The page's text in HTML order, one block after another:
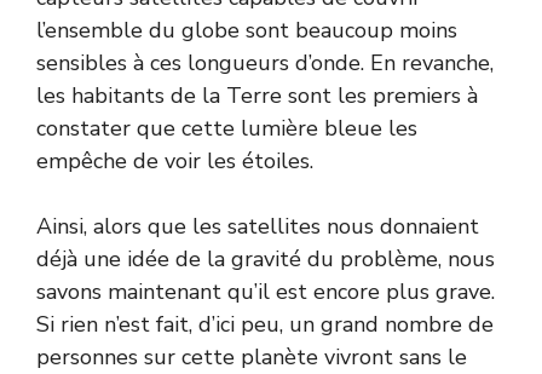
l’ensemble du globe sont beaucoup moins
sensibles à ces longueurs d’onde. En revanche,
les habitants de la Terre sont les premiers à
constater que cette lumière bleue les
empêche de voir les étoiles.
Ainsi, alors que les satellites nous donnaient
déjà une idée de la gravité du problème, nous
savons maintenant qu’il est encore plus grave.
Si rien n’est fait, d’ici peu, un grand nombre de
personnes sur cette planète vivront sans le